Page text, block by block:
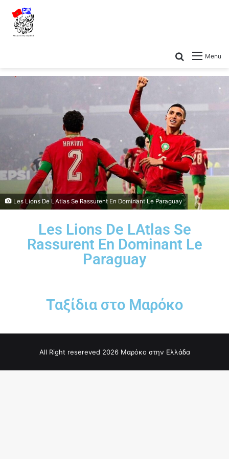
Menu
Les Lions De LAtlas Se Rassurent En Dominant Le Paraguay
Les Lions De LAtlas Se
Rassurent En Dominant Le
Paraguay
Ταξίδια στο Μαρόκο
All Right resereved 2026 Μαρόκο στην Ελλάδα